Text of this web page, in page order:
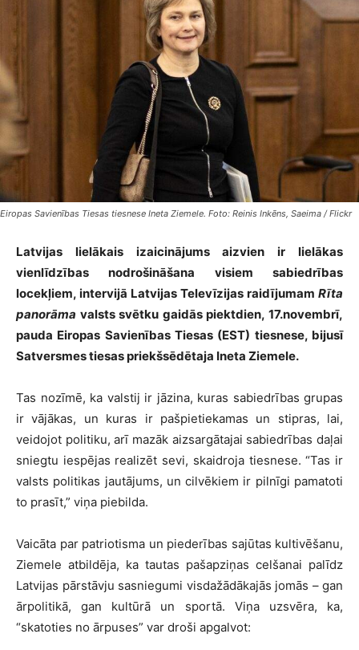
Eiropas Savienības Tiesas tiesnese Ineta Ziemele. Foto: Reinis Inkēns, Saeima / Flickr
Latvijas lielākais izaicinājums aizvien ir lielākas
vienlīdzības nodrošināšana visiem sabiedrības
locekļiem, intervijā Latvijas Televīzijas raidījumam Rīta
panorāma valsts svētku gaidās piektdien, 17.novembrī,
pauda Eiropas Savienības Tiesas (EST) tiesnese, bijusī
Satversmes tiesas priekšsēdētaja Ineta Ziemele.
Tas nozīmē, ka valstij ir jāzina, kuras sabiedrības grupas
ir vājākas, un kuras ir pašpietiekamas un stipras, lai,
veidojot politiku, arī mazāk aizsargātajai sabiedrības daļai
sniegtu iespējas realizēt sevi, skaidroja tiesnese. “Tas ir
valsts politikas jautājums, un cilvēkiem ir pilnīgi pamatoti
to prasīt,” viņa piebilda.
Vaicāta par patriotisma un piederības sajūtas kultivēšanu,
Ziemele atbildēja, ka tautas pašapziņas celšanai palīdz
Latvijas pārstāvju sasniegumi visdažādākajās jomās – gan
ārpolitikā, gan kultūrā un sportā. Viņa uzsvēra, ka,
“skatoties no ārpuses” var droši apgalvot: